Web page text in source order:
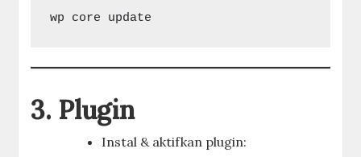
3. Plugin
Instal & aktifkan plugin: